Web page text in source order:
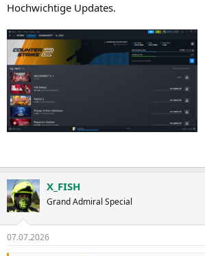
Hochwichtige Updates.
X_FISH
Grand Admiral Special
07.07.2026